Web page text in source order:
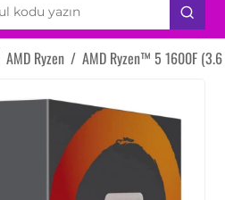
AMD Ryzen / AMD Ryzen™ 5 1600F